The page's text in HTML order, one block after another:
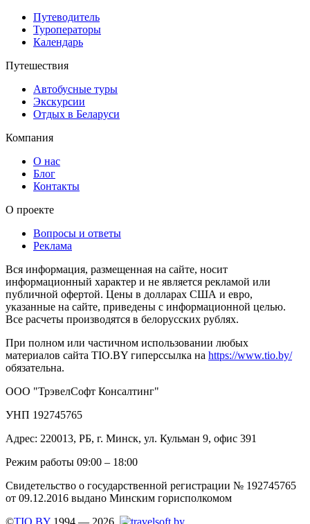
Путеводитель
Туроператоры
Календарь
Путешествия
Автобусные туры
Экскурсии
Отдых в Беларуси
Компания
О нас
Блог
Контакты
О проекте
Вопросы и ответы
Реклама
Вся информация, размещенная на сайте, носит
информационный характер и не является рекламой или
публичной офертой. Цены в долларах США и евро,
указанные на сайте, приведены с информационной целью.
Все расчеты производятся в белорусских рублях.
При полном или частичном использовании любых
материалов сайта TIO.BY гиперссылка на https://www.tio.by/
обязательна.
ООО "ТрэвелСофт Консалтинг"
УНП 192745765
Адрес: 220013, РБ, г. Минск, ул. Кульман 9, офис 391
Режим работы 09:00 – 18:00
Свидетельство о государственной регистрации № 192745765
от 09.12.2016 выдано Минским горисполкомом
©TIO.BY 1994 — 2026.